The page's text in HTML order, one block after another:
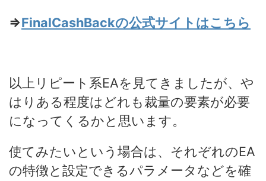
⇒FinalCashBackの公式サイトはこちら
以上リピート系EAを見てきましたが、や
はりある程度はどれも裁量の要素が必要
になってくるかと思います。
使てみたいという場合は、それぞれのEA
の特徴と設定できるパラメータなどを確